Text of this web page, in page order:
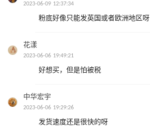
2023-06-09 12:37:34
粉底好像只能发英国或者欧洲地区呀
花漾
2023-06-06 19:49:21
好想买，但是怕被税
中华宏宇
2023-06-06 19:29:26
发货速度还是很快的呀